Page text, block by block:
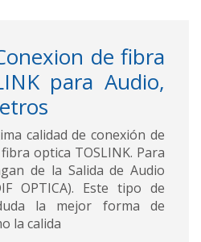
de fibra
para Audio,
calidad de conexión de
optica TOSLINK. Para
de la Salida de Audio
OPTICA). Este tipo de
la mejor forma de
la calida